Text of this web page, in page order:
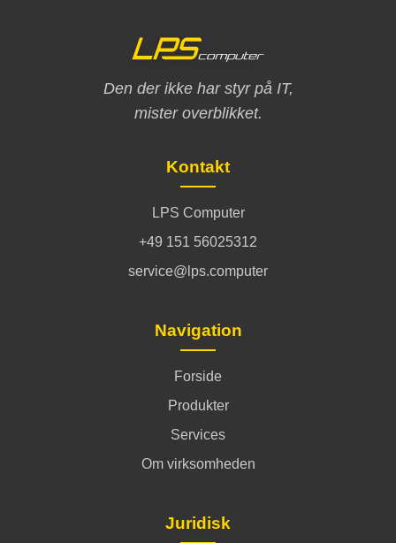
Den der ikke har styr på IT,
mister overblikket.
Kontakt
LPS Computer
+49 151 56025312
service@lps.computer
Navigation
Forside
Produkter
Services
Om virksomheden
Juridisk